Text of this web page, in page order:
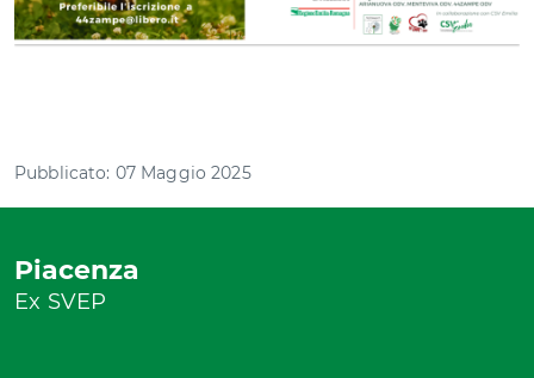
Pubblicato: 07 Maggio 2025
Piacenza
Ex SVEP